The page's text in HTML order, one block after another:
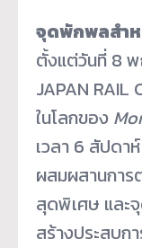
จุดพักพลสำ
ตั้งแต่วันที่ 8
JAPAN RAIL
ในโลกของ
เวลา 6 สัปดา
ผสมผสานการ
สุดพิเศษ และ
สร้างประสบก